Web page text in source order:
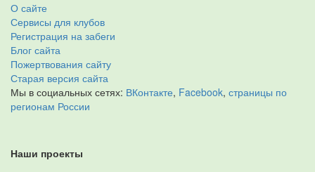
О сайте
Сервисы для клубов
Регистрация на забеги
Блог сайта
Пожертвования сайту
Старая версия сайта
Мы в социальных сетях: ВКонтакте, Facebook, страницы по
регионам России
Наши проекты